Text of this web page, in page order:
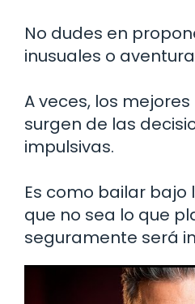
No dudes en
inusuales o
A veces, los
surgen de las
impulsivas.
Es como bailar bajo
que no sea lo que
seguramente será